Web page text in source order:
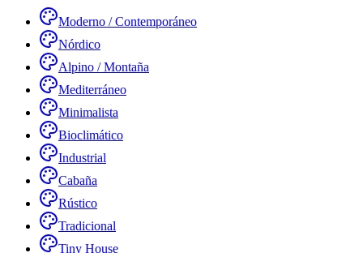
Moderno / Contemporáneo
Nórdico
Alpino / Montaña
Mediterráneo
Minimalista
Bioclimático
Industrial
Cabaña
Rústico
Tradicional
Tiny House